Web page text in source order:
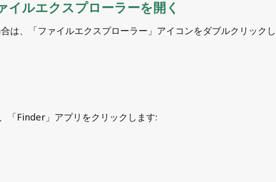
イルエクスプローラーを開く
は、「ファイルエクスプローラー」アイコンをダブルクリック
「Finder」アプリをクリックします: